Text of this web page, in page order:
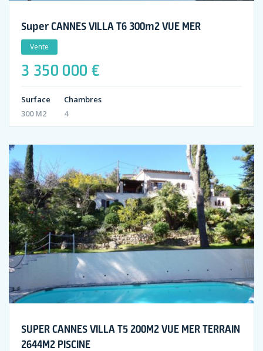
Super CANNES VILLA T6 300m2 VUE MER
Vente
3 350 000 €
Surface
300 M2
Chambres
4
SUPER CANNES VILLA T5 200M2 VUE MER TERRAIN
2644M2 PISCINE